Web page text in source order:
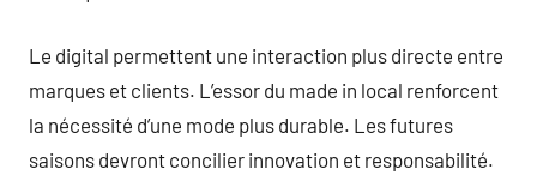
Le digital permettent une interaction plus directe entre
marques et clients. L’essor du made in local renforcent
la nécessité d’une mode plus durable. Les futures
saisons devront concilier innovation et responsabilité.